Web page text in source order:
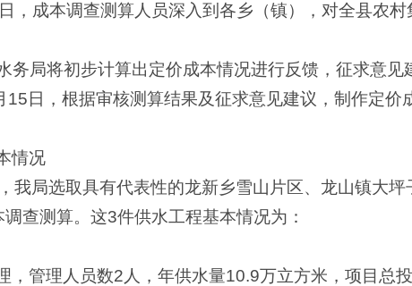
，成本调查测算人员深入到各乡（镇），对全县农
务局将初步计算出定价成本情况进行反馈，征求意见
日，根据审核测算结果及征求意见建议，制作定价
情况
我局选取具有代表性的龙新乡雪山片区、龙山镇大坪
查测算。这3件供水工程基本情况为：
管理人员数2人，年供水量10.9万立方米，项目总投